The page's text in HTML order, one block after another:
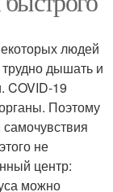
людей
дышать и
COVID-19
Поэтому
не
центр:
можно